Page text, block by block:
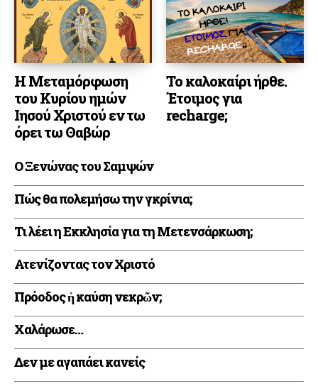
Η Μεταμόρφωση
του Κυρίου ημών
Ιησού Χριστού εν τω
όρει τω Θαβώρ
Το καλοκαίρι ήρθε.
Έτοιμος για
recharge;
Ο Ξενώνας του Σαμψών
Πώς θα πολεμήσω την γκρίνια;
Τι λέει η Εκκλησία για τη Μετενσάρκωση;
Ατενίζοντας τον Χριστό
Πρόοδος ἡ καύση νεκρῶν;
Xαλάρωσε…
Δεν με αγαπάει κανείς